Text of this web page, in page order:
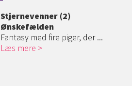
Stjernevenner (2)
Ønskefælden
Fantasy med fire piger, der ...
Læs mere